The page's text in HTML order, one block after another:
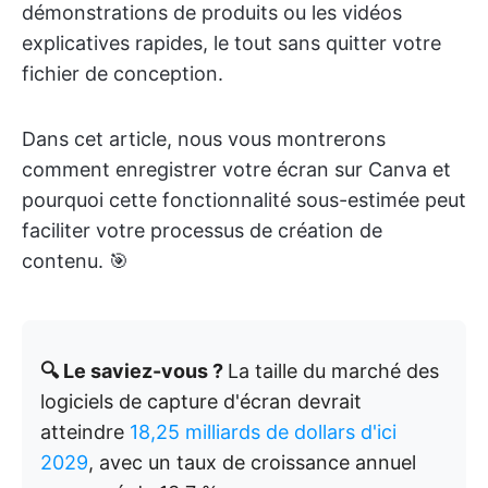
démonstrations de produits ou les vidéos
explicatives rapides, le tout sans quitter votre
fichier de conception.
Dans cet article, nous vous montrerons
comment enregistrer votre écran sur Canva et
pourquoi cette fonctionnalité sous-estimée peut
faciliter votre processus de création de
contenu. 🎯
🔍 Le saviez-vous ? La taille du marché des
logiciels de capture d'écran devrait
atteindre 18,25 milliards de dollars d'ici
2029, avec un taux de croissance annuel